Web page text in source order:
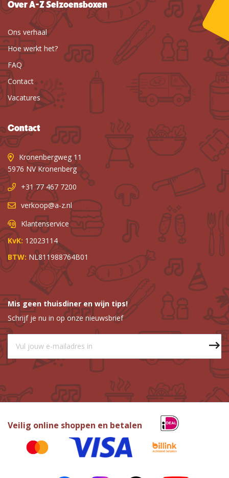
Over A-Z Seizoensboxen
Ons verhaal
Hoe werkt het?
FAQ
Contact
Vacatures
Contact
Kronenbergweg 11
5976 NV Kronenberg
+31 77 467 7200
verkoop@a-z.nl
Klantenservice
KvK: 12023114
BTW: NL811988764B01
Mis geen thuisdiner en wijn tips!
Schrijf je nu in op onze nieuwsbrief
Veilig online shoppen en betalen